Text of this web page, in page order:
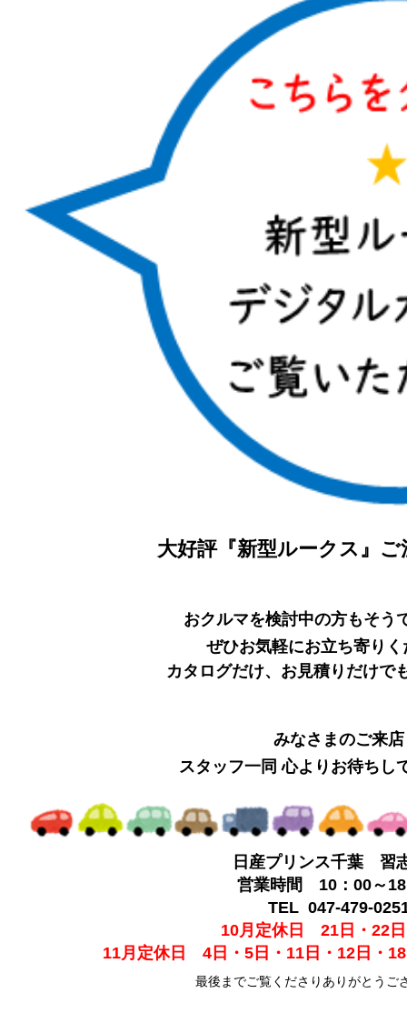
大好評『新型ルークス』ご
おクルマを検討中の方もそう
ぜひお気軽にお立ち寄りく
カタログだけ、お見積りだけで
みなさまのご来店
スタッフ一同 心よりお待ちし
日産プリンス千葉 習
営業時間 10：00～
TEL 047-479-
10月定休日 21日・22
11月定休日 4日・5日・11日・12日・
最後までご覧くださりありがとうご